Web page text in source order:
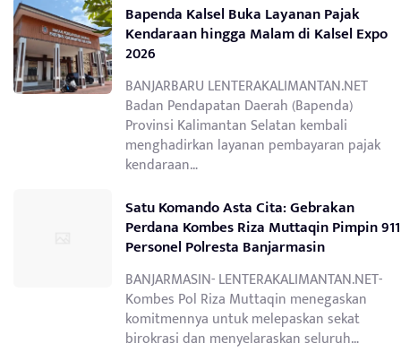
Bapenda Kalsel Buka Layanan Pajak
Kendaraan hingga Malam di Kalsel Expo
2026
BANJARBARU LENTERAKALIMANTAN.NET
Badan Pendapatan Daerah (Bapenda)
Provinsi Kalimantan Selatan kembali
menghadirkan layanan pembayaran pajak
kendaraan…
Satu Komando Asta Cita: Gebrakan
Perdana Kombes Riza Muttaqin Pimpin 911
Personel Polresta Banjarmasin
BANJARMASIN- LENTERAKALIMANTAN.NET-
Kombes Pol Riza Muttaqin menegaskan
komitmennya untuk melepaskan sekat
birokrasi dan menyelaraskan seluruh…